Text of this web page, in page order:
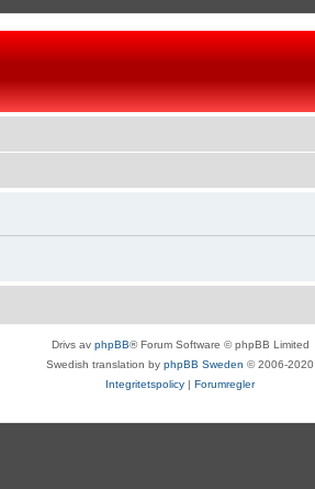
Drivs av phpBB® Forum Software © phpBB Limited
Swedish translation by phpBB Sweden © 2006-2020
Integritetspolicy | Forumregler